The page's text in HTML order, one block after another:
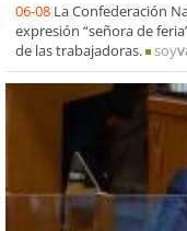
06-08 La Confederación
expresión “señora de
de las trabajadoras.
soy